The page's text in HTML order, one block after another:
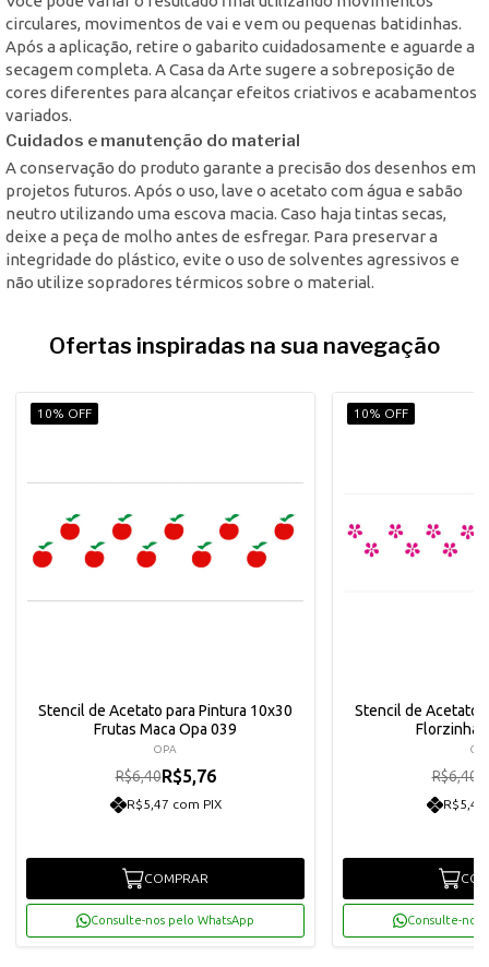
circulares, movimentos de vai e vem ou pequenas batidinhas.
Após a aplicação, retire o gabarito cuidadosamente e aguarde a
secagem completa. A Casa da Arte sugere a sobreposição de
cores diferentes para alcançar efeitos criativos e acabamentos
variados.
Cuidados e manutenção do material
A conservação do produto garante a precisão dos desenhos em
projetos futuros. Após o uso, lave o acetato com água e sabão
neutro utilizando uma escova macia. Caso haja tintas secas,
deixe a peça de molho antes de esfregar. Para preservar a
integridade do plástico, evite o uso de solventes agressivos e
não utilize sopradores térmicos sobre o material.
Ofertas inspiradas na sua navegação
10% OFF
Stencil de Acetato para Pintura 10x30
Frutas Maca Opa 039
OPA
R$6,40R$5,76
R$5,47 com PIX
COMPRAR
Consulte-nos pelo WhatsApp
10% OFF
Stencil de Acetato
R$6,40
R$5,47
Consulte-nos